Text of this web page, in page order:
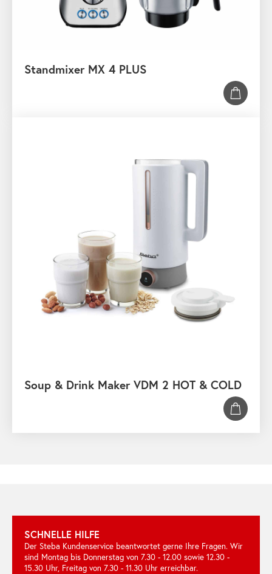
Standmixer MX 4 PLUS
Soup & Drink Maker VDM 2 HOT & COLD
SCHNELLE HILFE
Der Steba Kundenservice beantwortet gerne Ihre Fragen. Wir
sind Montag bis Donnerstag von 7.30 - 12.00 sowie 12.30 -
15.30 Uhr, Freitag von 7.30 - 11.30 Uhr erreichbar.